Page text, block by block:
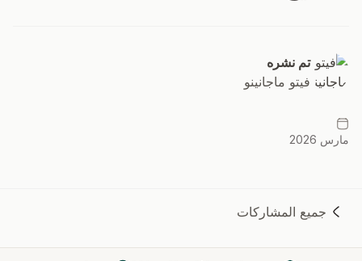
تم نشره
فيتو ماجانينو
مارس 2026
جميع المشاركات